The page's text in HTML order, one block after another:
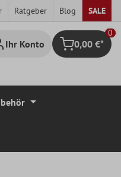
Ratgeber Blog SALE
Ihr Konto Warenkorb
0
0,00 €*